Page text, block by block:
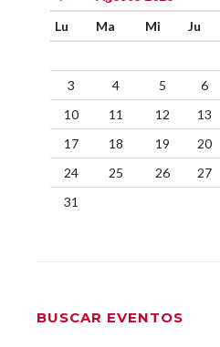
Lu
Ma Mi Ju
3
4 5 6
10
11 12 13
17
18 19 20
24
25 26 27
31
BUSCAR EVENTOS